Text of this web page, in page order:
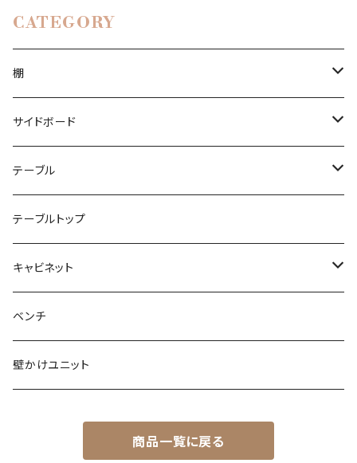
CATEGORY
棚
本棚
本棚ジニー
ブーヒャレガル
コーナーシェルフ
エクレガル
ルームディバイダー
ラウムタイラー
ビニールレコード
シャルプラッテンリーガル
CD-DVDシェルフ
ライブラリ
サイドボード
チェスト
ハイボード
ローボード
テレビローボード
テーブル
ダイニングケーブル
テーブルトップ
キャビネット
ワードローブ
ベンチ
壁かけユニット
商品一覧に戻る